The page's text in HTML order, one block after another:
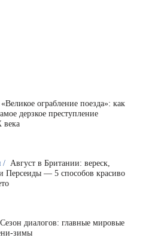
«Великое ограбление поезда»: как
дерзкое преступление
века
/ Август в Британии: вереск,
Персеиды — 5 способов красиво
Сезон диалогов: главные мировые
зимы